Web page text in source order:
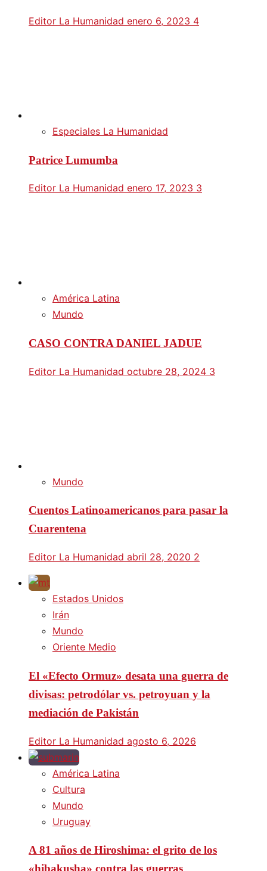
Editor La Humanidad enero 6, 2023 4
Especiales La Humanidad
Patrice Lumumba
Editor La Humanidad enero 17, 2023 3
América Latina
Mundo
CASO CONTRA DANIEL JADUE
Editor La Humanidad octubre 28, 2024 3
Mundo
Cuentos Latinoamericanos para pasar la
Cuarentena
Editor La Humanidad abril 28, 2020 2
Estados Unidos
Irán
Mundo
Oriente Medio
El «Efecto Ormuz» desata una guerra de
divisas: petrodólar vs. petroyuan y la
mediación de Pakistán
Editor La Humanidad agosto 6, 2026
América Latina
Cultura
Mundo
Uruguay
A 81 años de Hiroshima: el grito de los
«hibakusha» contra las guerras